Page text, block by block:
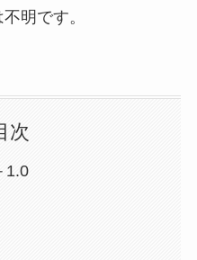
明です。
次
1.0